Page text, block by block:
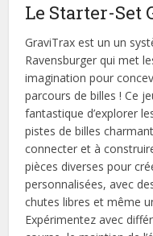
Le Starter-Set
GraviTrax est un un
Ravensburger qui met
imagination pour
parcours de billes ! Ce
fantastique d’explorer
pistes de billes
connecter et à
pièces diverses pour
personnalisées, avec
chutes libres et même
Expérimentez avec